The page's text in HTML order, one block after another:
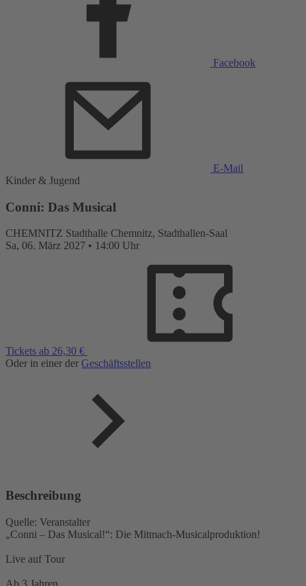
Facebook
E-Mail
Kinder & Jugend
Conni: Das Musical
CHEMNITZ Stadthalle Chemnitz, Stadthallen-Saal
Sa, 06. März 2027 • 14:00 Uhr
Tickets ab 26,30 €
Oder in einer der Geschäftsstellen
Beschreibung
Quelle: Veranstalter
„Conni – Das Musical!“: Die Mitmach-Musicalproduktion!
Live auf Tour
Ab 3 Jahren